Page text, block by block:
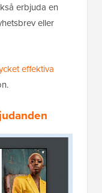
erbjuda en
eller
effektiva